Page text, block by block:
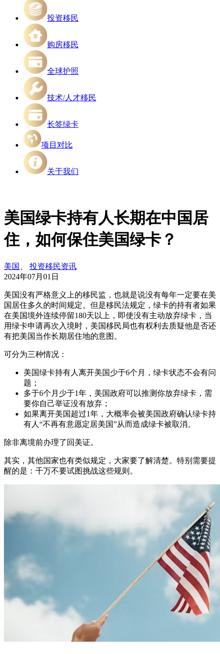
投资移民
购房移民
全球护照
技术/人才移民
长签绿卡
项目对比
关于我们
美国绿卡持有人长期在中国居
住，如何保住美国绿卡？
美国
投资移民资讯
2024年07月01日
美国没有严格意义上的移民监，也就是说没有每年一定要在美
国居住多久的时间规定。但是移民法规定，绿卡的持有者如果
在美国境外连续停留180天以上，即使没有主动放弃绿卡，当
用绿卡申请再次入境时，美国移民局也有权利去质疑他是否还
有把美国当作长期居住地的意图。
可分为三种情况：
美国绿卡持有人离开美国少于6个月，绿卡状态不会有问
题；
多于6个月少于1年，美国政府可以推测你放弃绿卡，需
要你自己举证没有放弃；
如果离开美国超过1年，大概率会被美国政府确认绿卡持
有人“不再有意愿定居美国”从而造成绿卡被取消。
除非离境前办理了回美证。
其实，其他国家也有类似规定，大家要了解清楚。特别需要提
醒的是：千万不要试图挑战这些规则。